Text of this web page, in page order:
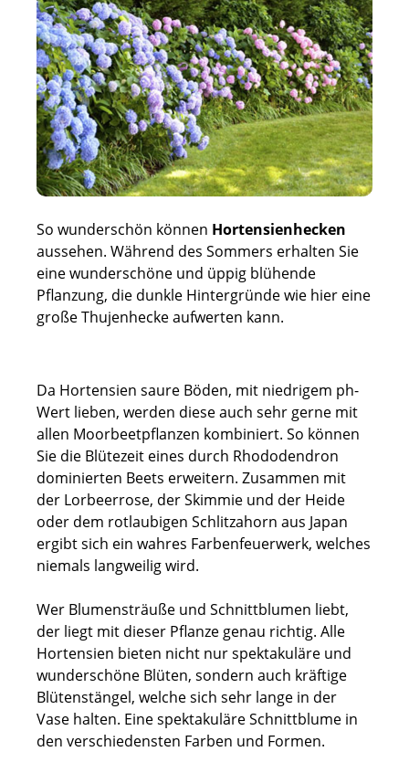
So wunderschön können Hortensienhecken
aussehen. Während des Sommers erhalten Sie
eine wunderschöne und üppig blühende
Pflanzung, die dunkle Hintergründe wie hier eine
große Thujenhecke aufwerten kann.
Da Hortensien saure Böden, mit niedrigem ph-
Wert lieben, werden diese auch sehr gerne mit
allen Moorbeetpflanzen kombiniert. So können
Sie die Blütezeit eines durch Rhododendron
dominierten Beets erweitern. Zusammen mit
der Lorbeerrose, der Skimmie und der Heide
oder dem rotlaubigen Schlitzahorn aus Japan
ergibt sich ein wahres Farbenfeuerwerk, welches
niemals langweilig wird.
Wer Blumensträuße und Schnittblumen liebt,
der liegt mit dieser Pflanze genau richtig. Alle
Hortensien bieten nicht nur spektakuläre und
wunderschöne Blüten, sondern auch kräftige
Blütenstängel, welche sich sehr lange in der
Vase halten. Eine spektakuläre Schnittblume in
den verschiedensten Farben und Formen.